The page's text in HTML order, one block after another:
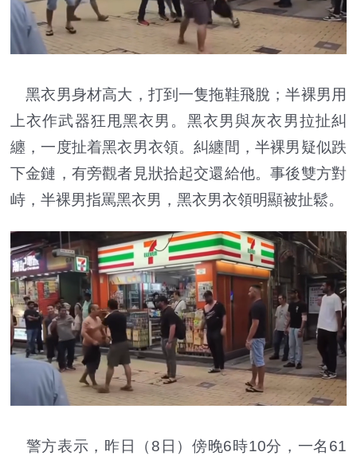
黑衣男身材高大，打到一隻拖鞋飛脫；半裸男用
上衣作武器狂甩黑衣男。黑衣男與灰衣男拉扯糾
纏，一度扯着黑衣男衣領。糾纏間，半裸男疑似跌
下金鏈，有旁觀者見狀拾起交還給他。事後雙方對
峙，半裸男指罵黑衣男，黑衣男衣領明顯被扯鬆。
警方表示，昨日（8日）傍晚6時10分，一名61